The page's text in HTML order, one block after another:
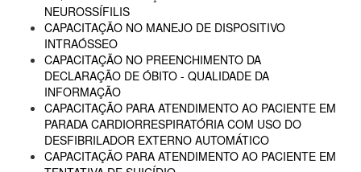
NEUROSSÍFILIS
CAPACITAÇÃO NO MANEJO DE DISPOSITIVO
INTRAÓSSEO
CAPACITAÇÃO NO PREENCHIMENTO DA
DECLARAÇÃO DE ÓBITO - QUALIDADE DA
INFORMAÇÃO
CAPACITAÇÃO PARA ATENDIMENTO AO PACIENTE EM
PARADA CARDIORRESPIRATÓRIA COM USO DO
DESFIBRILADOR EXTERNO AUTOMÁTICO
CAPACITAÇÃO PARA ATENDIMENTO AO PACIENTE EM